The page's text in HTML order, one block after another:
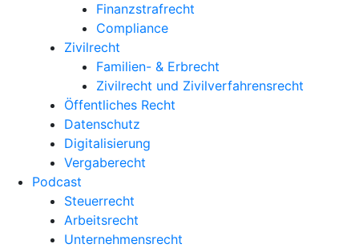
Finanzstrafrecht
Compliance
Zivilrecht
Familien- & Erbrecht
Zivilrecht und Zivilverfahrensrecht
Öffentliches Recht
Datenschutz
Digitalisierung
Vergaberecht
Podcast
Steuerrecht
Arbeitsrecht
Unternehmens­recht